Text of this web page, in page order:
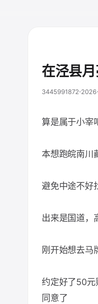
在泾县
3445991872
算是属于小宰
本想跑皖南川
避免中途不好
出来是国道，
刚开始想去马
约定好了50元
同意了